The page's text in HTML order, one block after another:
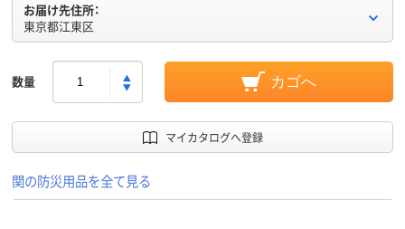
お届け先住所：
東京都江東区
数量 カゴへ
マイカタログへ登録
関の防災用品を全て見る